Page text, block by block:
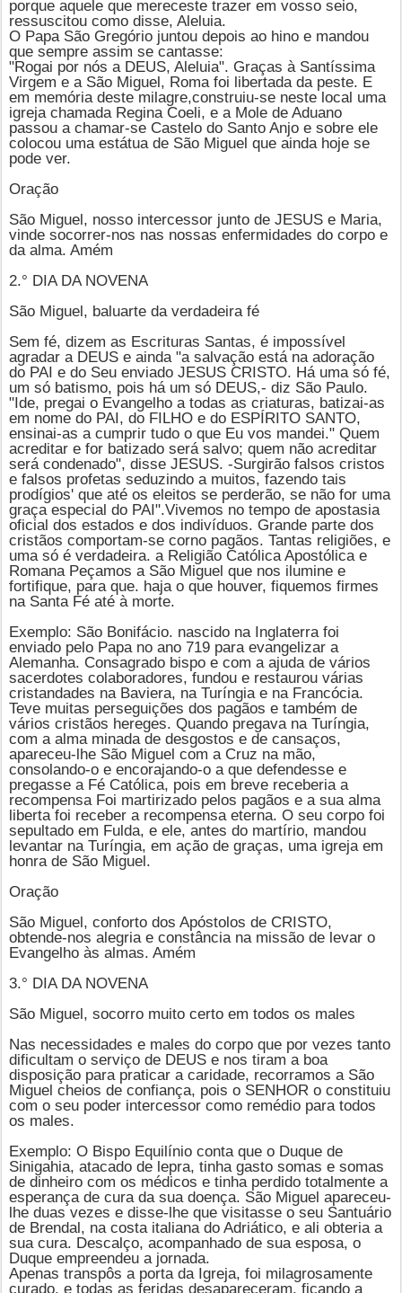
porque aquele que mereceste trazer em vosso seio,
ressuscitou como disse, Aleluia.
O Papa São Gregório juntou depois ao hino e mandou
que sempre assim se cantasse:
"Rogai por nós a DEUS, Aleluia". Graças à Santíssima
Virgem e a São Miguel, Roma foi libertada da peste. E
em memória deste milagre,construiu-se neste local uma
igreja chamada Regina Coeli, e a Mole de Aduano
passou a chamar-se Castelo do Santo Anjo e sobre ele
colocou uma estátua de São Miguel que ainda hoje se
pode ver.
Oração
São Miguel, nosso intercessor junto de JESUS e Maria,
vinde socorrer-nos nas nossas enfermidades do corpo e
da alma. Amém
2.° DIA DA NOVENA
São Miguel, baluarte da verdadeira fé
Sem fé, dizem as Escrituras Santas, é impossível
agradar a DEUS e ainda "a salvação está na adoração
do PAI e do Seu enviado JESUS CRISTO. Há uma só fé,
um só batismo, pois há um só DEUS,- diz São Paulo.
"Ide, pregai o Evangelho a todas as criaturas, batizai-as
em nome do PAI, do FILHO e do ESPÍRITO SANTO,
ensinai-as a cumprir tudo o que Eu vos mandei." Quem
acreditar e for batizado será salvo; quem não acreditar
será condenado", disse JESUS. -Surgirão falsos cristos
e falsos profetas seduzindo a muitos, fazendo tais
prodígios' que até os eleitos se perderão, se não for uma
graça especial do PAI".Vivemos no tempo de apostasia
oficial dos estados e dos indivíduos. Grande parte dos
cristãos comportam-se corno pagãos. Tantas religiões, e
uma só é verdadeira. a Religião Católica Apostólica e
Romana Peçamos a São Miguel que nos ilumine e
fortifique, para que. haja o que houver, fiquemos firmes
na Santa Fé até à morte.
Exemplo: São Bonifácio. nascido na Inglaterra foi
enviado pelo Papa no ano 719 para evangelizar a
Alemanha. Consagrado bispo e com a ajuda de vários
sacerdotes colaboradores, fundou e restaurou várias
cristandades na Baviera, na Turíngia e na Francócia.
Teve muitas perseguições dos pagãos e também de
vários cristãos hereges. Quando pregava na Turíngia,
com a alma minada de desgostos e de cansaços,
apareceu-lhe São Miguel com a Cruz na mão,
consolando-o e encorajando-o a que defendesse e
pregasse a Fé Católica, pois em breve receberia a
recompensa Foi martirizado pelos pagãos e a sua alma
liberta foi receber a recompensa eterna. O seu corpo foi
sepultado em Fulda, e ele, antes do martírio, mandou
levantar na Turíngia, em ação de graças, uma igreja em
honra de São Miguel.
Oração
São Miguel, conforto dos Apóstolos de CRISTO,
obtende-nos alegria e constância na missão de levar o
Evangelho às almas. Amém
3.° DIA DA NOVENA
São Miguel, socorro muito certo em todos os males
Nas necessidades e males do corpo que por vezes tanto
dificultam o serviço de DEUS e nos tiram a boa
disposição para praticar a caridade, recorramos a São
Miguel cheios de confiança, pois o SENHOR o constituiu
com o seu poder intercessor como remédio para todos
os males.
Exemplo: O Bispo Equilínio conta que o Duque de
Sinigahia, atacado de lepra, tinha gasto somas e somas
de dinheiro com os médicos e tinha perdido totalmente a
esperança de cura da sua doença. São Miguel apareceu-
lhe duas vezes e disse-lhe que visitasse o seu Santuário
de Brendal, na costa italiana do Adriático, e ali obteria a
sua cura. Descalço, acompanhado de sua esposa, o
Duque empreendeu a jornada.
Apenas transpôs a porta da Igreja, foi milagrosamente
curado, e todas as feridas desapareceram, ficando a